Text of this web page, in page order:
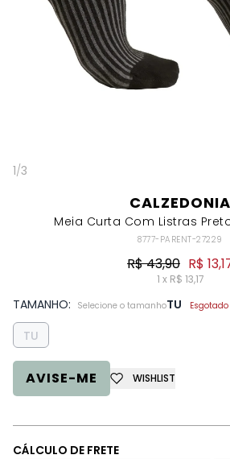
1/3
CALZEDONIA
Meia Curta Com Listras
8777-PARENT-27229
R$ 43,90 R$
1 x R$ 13,17
TAMANHO: Selecione o tamanhoTU Esgotado
TU
AVISE-ME WISHLIST
CÁLCULO DE FRETE